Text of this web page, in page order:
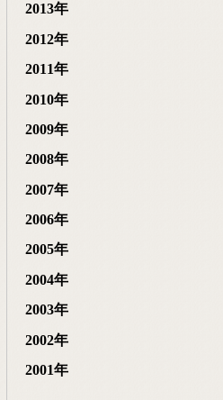
2013年
2012年
2011年
2010年
2009年
2008年
2007年
2006年
2005年
2004年
2003年
2002年
2001年